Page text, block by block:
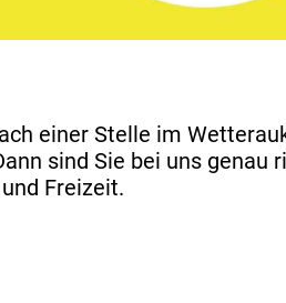
einer Stelle im
sind Sie bei uns genau
Freizeit.